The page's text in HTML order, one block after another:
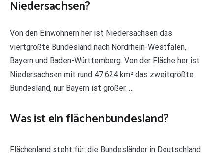
Niedersachsen?
Von den Einwohnern her ist Niedersachsen das
viertgrößte Bundesland nach Nordrhein-Westfalen,
Bayern und Baden-Württemberg. Von der Fläche her ist
Niedersachsen mit rund 47.624 km² das zweitgrößte
Bundesland, nur Bayern ist größer. …
Was ist ein flächenbundesland?
Flächenland steht für: die Bundesländer in Deutschland